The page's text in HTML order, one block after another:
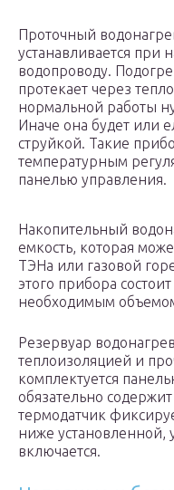
Проточный
устанавливается при
водопроводу.
протекает через
нормальной работы
Иначе она будет или
струйкой. Такие
температурным
панелью управления.
Накопительный
емкость, которая
ТЭНа или газовой
этого прибора
необходимым
Резервуар
теплоизоляцией и
комплектуется
обязательно
термодатчик
ниже установленной,
включается.